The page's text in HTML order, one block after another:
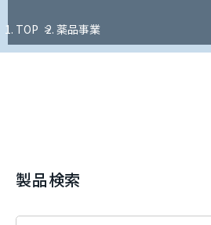
TOP 薬品事業
製品検索